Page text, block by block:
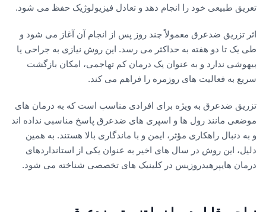
تعریق طبیعی خود را انجام دهد و تعادل فیزیولوژیک حفظ می شود.
اثر تزریق ضدعرق معمولاً چند روز پس از انجام آن آغاز می شود و
طی یک تا دو هفته به حداکثر می رسد. این روش نیازی به جراحی یا
بیهوشی ندارد و به عنوان یک درمان کم تهاجمی، امکان بازگشت
سریع به فعالیت های روزمره را فراهم می کند.
تزریق ضدعرق به ویژه برای افرادی مناسب است که به درمان های
موضعی مانند رول ها و اسپری های ضدعرق پاسخ مناسبی نداده اند
و به دنبال راهکاری مؤثر، ایمن و با ماندگاری بالا هستند. به همین
دلیل، این روش در سال های اخیر به عنوان یکی از استانداردهای
درمان هایپرهیدروزیس در کلینیک های تخصصی شناخته می شود.